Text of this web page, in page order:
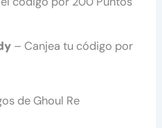
– Canjea tu código por
de Ghoul Re